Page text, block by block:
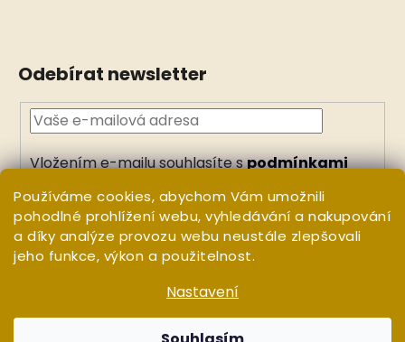
Používáme cookies, abychom Vám umožnili
pohodlné prohlížení webu, vyhledávání a nakupování
a díky analýze provozu webu neustále zlepšovali
jeho funkce, výkon a použitelnost.
Nastavení
Odebírat newsletter
Vložením e-mailu souhlasíte spodmínkami
PŘIHLÁSIT
SE
Vytvořil Shoptet
WHITE ORCHID